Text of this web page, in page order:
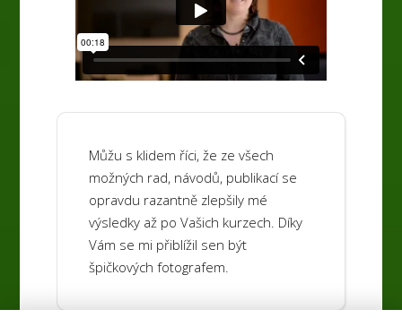
Můžu s klidem říci, že ze všech
možných rad, návodů, publikací se
opravdu razantně zlepšily mé
výsledky až po Vašich kurzech. Díky
Vám se mi přiblížil sen být
špičkových fotografem.